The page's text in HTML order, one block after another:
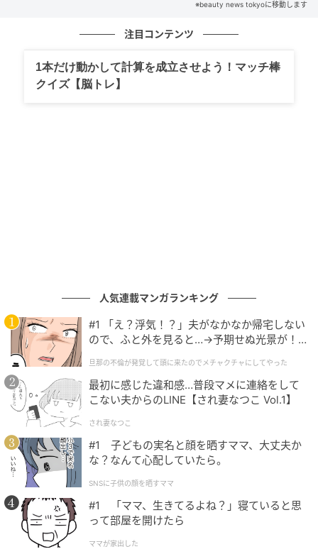
※beauty news tokyoに移動します
注目コンテンツ
1本だけ動かして計算を成立させよう！マッチ棒
クイズ【脳トレ】
人気連載マンガランキング
#1 「え？浮気！？」夫がなかなか帰宅しない
ので、ふと外を見ると…→予期せぬ光景が！
クチャにしてやった
旦那の不倫が発覚して頭に来たのでメチャクチャにしてやった
最初に感じた違和感…普段マメに連絡をして
こない夫からのLINE【され妻なつこ Vol.1】
され妻なつこ
#1 子どもの実名と顔を晒すママ、大丈夫か
な？なんて心配していたら。
SNSに子供の顔を晒すママ
#1 「ママ、生きてるよね？」寝ていると思
って部屋を開けたら
ママが家出した